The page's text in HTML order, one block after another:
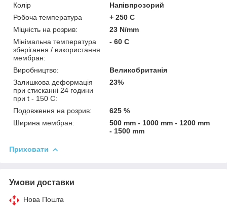
Колір
Напівпрозорий
Робоча температура
+ 250 С
Міцність на розрив:
23 N/mm
Мінімальна температура
зберігання / використання
мембран:
- 60 С
Виробництво:
Великобританія
Залишкова деформація
при стисканні 24 години
при t - 150 C:
23%
Подовження на розрив:
625 %
Ширина мембран:
500 mm - 1000 mm - 1200 mm
- 1500 mm
Приховати
Умови доставки
Нова Пошта